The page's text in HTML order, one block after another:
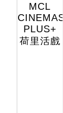
MCL
CINEMAS
PLUS+
荷里活戲